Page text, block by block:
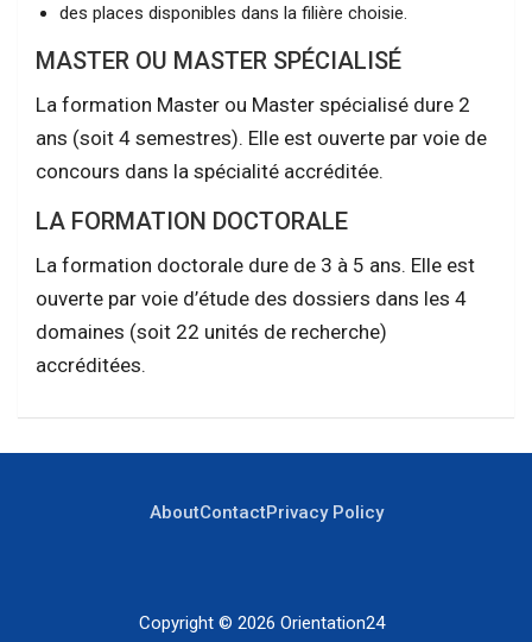
des places disponibles dans la filière choisie.
MASTER OU MASTER SPÉCIALISÉ
La formation Master ou Master spécialisé dure 2
ans (soit 4 semestres). Elle est ouverte par voie de
concours dans la spécialité accréditée.
LA FORMATION DOCTORALE
La formation doctorale dure de 3 à 5 ans. Elle est
ouverte par voie d’étude des dossiers dans les 4
domaines (soit 22 unités de recherche)
accréditées.
AboutContactPrivacy Policy
Copyright © 2026 Orientation24